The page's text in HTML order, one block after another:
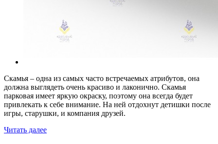
Скамья – одна из самых часто встречаемых атрибутов, она
должна выглядеть очень красиво и лаконично. Скамья
парковая имеет яркую окраску, поэтому она всегда будет
привлекать к себе внимание. На ней отдохнут детишки после
игры, старушки, и компания друзей.
Читать далее